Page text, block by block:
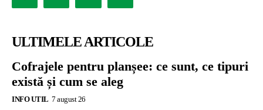
ULTIMELE ARTICOLE
Cofrajele pentru planșee: ce sunt, ce tipuri
există și cum se aleg
INFO UTIL 7 august 26